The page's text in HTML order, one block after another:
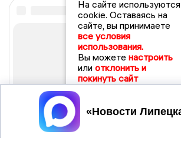
На сайте используются
cookie. Оставаясь на
сайте, вы принимаете
все условия
использования.
Вы можете настроить
или отклонить и
покинуть сайт
Принять